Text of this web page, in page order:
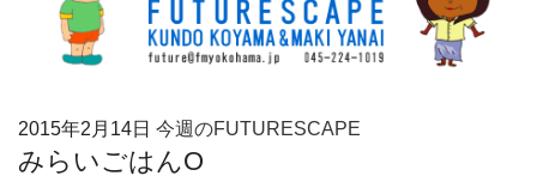
2015年2月14日 今週のFUTURESCAPE
みらいごはんO